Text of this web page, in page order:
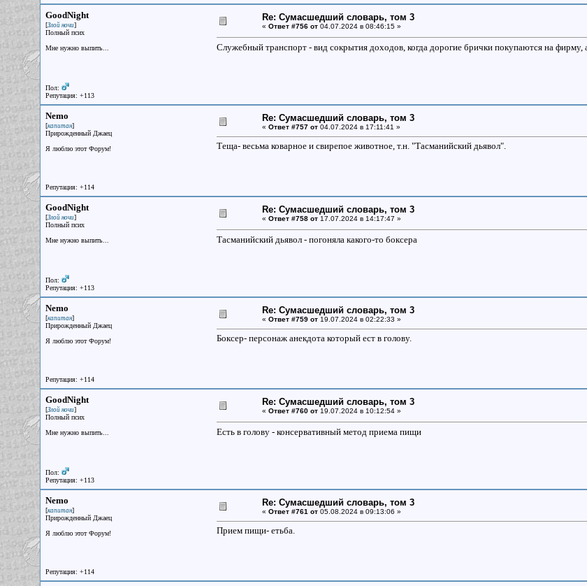
GoodNight
[Злой ночи]
Полный псих
Мне нужно выпить...
Пол:
Репутация: +113
Re: Сумасшедший словарь, том 3
« Ответ #756 от 04.07.2024 в 08:46:15 »
Служебный транспорт - вид сокрытия доходов, когда дорогие брички покупаются на
Nemo
[капитан]
Прирожденный Джаец
Я люблю этот Форум!
Репутация: +114
Re: Сумасшедший словарь, том 3
« Ответ #757 от 04.07.2024 в 17:11:41 »
Теща- весьма коварное и свирепое животное, т.н. "Тасманийский дьявол".
GoodNight
[Злой ночи]
Полный псих
Мне нужно выпить...
Пол:
Репутация: +113
Re: Сумасшедший словарь, том 3
« Ответ #758 от 17.07.2024 в 14:17:47 »
Тасманийский дьявол - погоняла какого-то боксера
Nemo
[капитан]
Прирожденный Джаец
Я люблю этот Форум!
Репутация: +114
Re: Сумасшедший словарь, том 3
« Ответ #759 от 19.07.2024 в 02:22:33 »
Боксер- персонаж анекдота который ест в голову.
GoodNight
[Злой ночи]
Полный псих
Мне нужно выпить...
Пол:
Репутация: +113
Re: Сумасшедший словарь, том 3
« Ответ #760 от 19.07.2024 в 10:12:54 »
Есть в голову - консервативный метод приема пищи
Nemo
[капитан]
Прирожденный Джаец
Я люблю этот Форум!
Репутация: +114
Re: Сумасшедший словарь, том 3
« Ответ #761 от 05.08.2024 в 09:13:06 »
Прием пищи- етьба.